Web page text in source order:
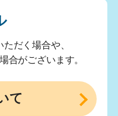
だく場合や、
合がございます。
て